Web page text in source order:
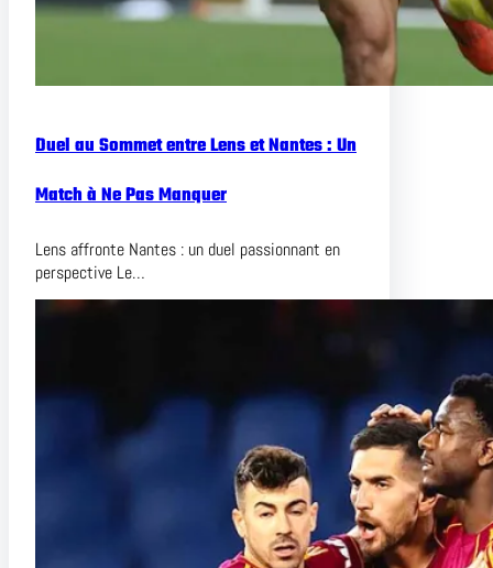
Duel au Sommet entre Lens et Nantes : Un
Match à Ne Pas Manquer
Lens affronte Nantes : un duel passionnant en
perspective Le…